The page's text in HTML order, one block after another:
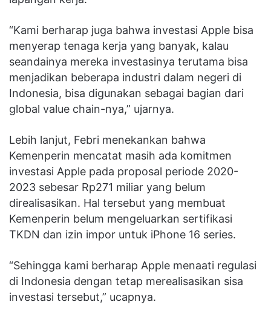
“Kami berharap juga bahwa investasi Apple bisa
menyerap tenaga kerja yang banyak, kalau
seandainya mereka investasinya terutama bisa
menjadikan beberapa industri dalam negeri di
Indonesia, bisa digunakan sebagai bagian dari
global value chain-nya,” ujarnya.
Lebih lanjut, Febri menekankan bahwa
Kemenperin mencatat masih ada komitmen
investasi Apple pada proposal periode 2020-
2023 sebesar Rp271 miliar yang belum
direalisasikan. Hal tersebut yang membuat
Kemenperin belum mengeluarkan sertifikasi
TKDN dan izin impor untuk iPhone 16 series.
“Sehingga kami berharap Apple menaati regulasi
di Indonesia dengan tetap merealisasikan sisa
investasi tersebut,” ucapnya.